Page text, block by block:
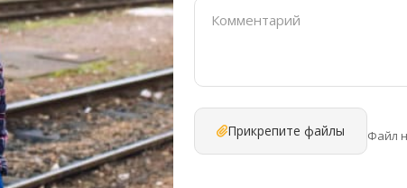
Прикрепите файлы Файл